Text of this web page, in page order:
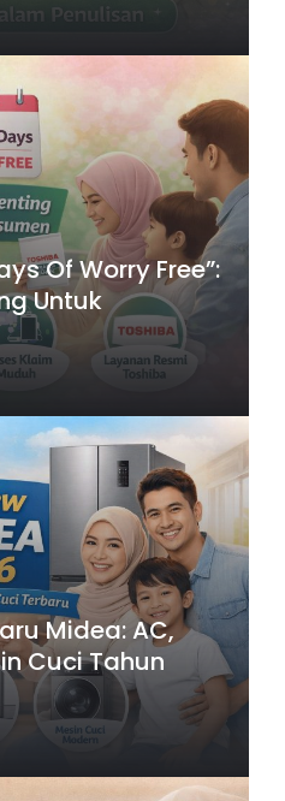
Of Worry Free”:
Untuk
Midea: AC,
Cuci Tahun